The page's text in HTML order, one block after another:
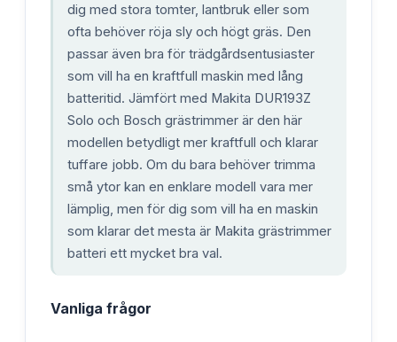
dig med stora tomter, lantbruk eller som
ofta behöver röja sly och högt gräs. Den
passar även bra för trädgårdsentusiaster
som vill ha en kraftfull maskin med lång
batteritid. Jämfört med Makita DUR193Z
Solo och Bosch grästrimmer är den här
modellen betydligt mer kraftfull och klarar
tuffare jobb. Om du bara behöver trimma
små ytor kan en enklare modell vara mer
lämplig, men för dig som vill ha en maskin
som klarar det mesta är Makita grästrimmer
batteri ett mycket bra val.
Vanliga frågor